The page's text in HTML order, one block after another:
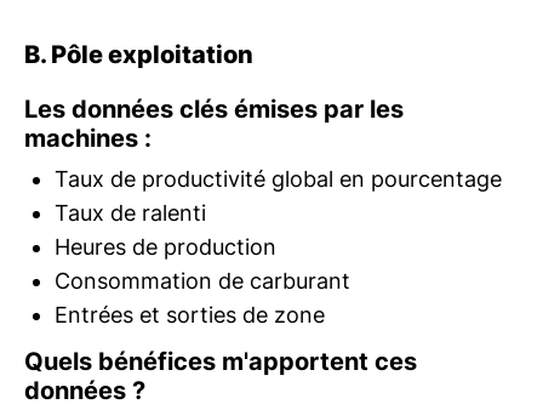
B. Pôle exploitation
Les données clés émises par les
machines :
Taux de productivité global en pourcentage
Taux de ralenti
Heures de production
Consommation de carburant
Entrées et sorties de zone
Quels bénéfices m'apportent ces
données ?